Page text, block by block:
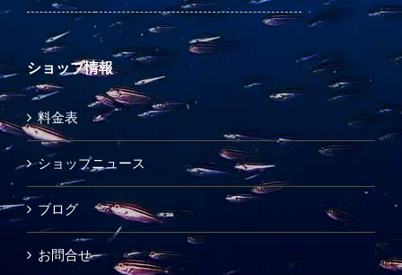
ショップ情報
料金表
ショップニュース
ブログ
お問合せ